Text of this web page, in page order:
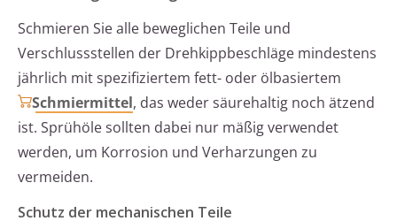
Schmieren Sie alle beweglichen Teile und
Verschlussstellen der Drehkippbeschläge mindestens
jährlich mit spezifiziertem fett- oder ölbasiertem
Schmiermittel, das weder säurehaltig noch ätzend
ist. Sprühöle sollten dabei nur mäßig verwendet
werden, um Korrosion und Verharzungen zu
vermeiden.
Schutz der mechanischen Teile